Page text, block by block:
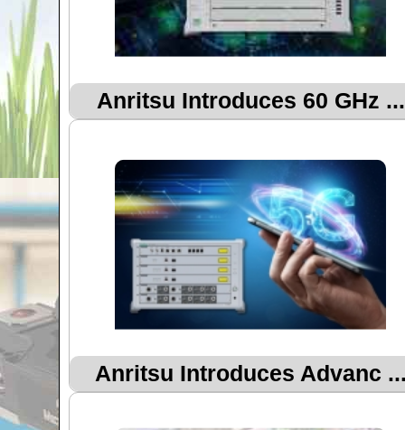
Anritsu Introduces 60 GHz ...
Anritsu Introduces Advanc